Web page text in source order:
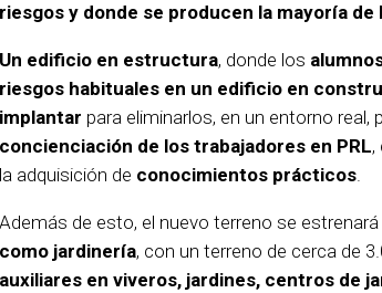
riesgos y donde se producen la mayoría
Un edificio en estructura, donde los
riesgos habituales en un edificio en
implantar para eliminarlos, en un entorno
concienciación de los trabajadores en PRL,
la adquisición de conocimientos prácticos.
Además de esto, el nuevo terreno se
como jardinería, con un terreno de cerca de
auxiliares en viveros, jardines, centros de